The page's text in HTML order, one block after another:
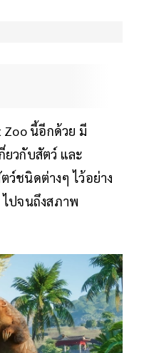
Zoo นี้อีกด้วย มี
ยวกับสัตว์ และ
ว์ชนิดต่างๆ ไว้อย่าง
ไปจนถึงสภาพ